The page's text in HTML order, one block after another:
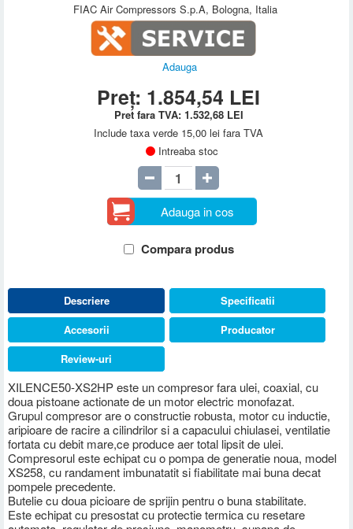
FIAC Air Compressors S.p.A, Bologna, Italia
Adauga
Preț: 1.854,54 LEI
Pret fara TVA: 1.532,68 LEI
Include taxa verde 15,00 lei fara TVA
Intreaba stoc
Adauga in cos
Compara produs
Descriere
XILENCE50-XS2HP este un compresor fara ulei, coaxial, cu
doua pistoane actionate de un motor electric monofazat.
Grupul compresor are o constructie robusta, motor cu inductie,
aripioare de racire a cilindrilor si a capacului chiulasei, ventilatie
fortata cu debit mare,ce produce aer total lipsit de ulei.
Compresorul este echipat cu o pompa de generatie noua, model
XS258, cu randament imbunatatit si fiabilitate mai buna decat
pompele precedente.
Butelie cu doua picioare de sprijin pentru o buna stabilitate.
Este echipat cu presostat cu protectie termica cu resetare
Specificatii
Accesorii
Producator
Review-uri